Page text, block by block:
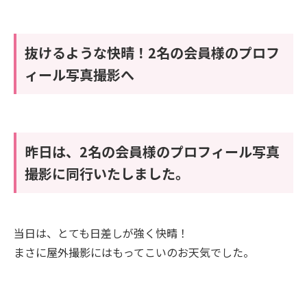
抜けるような快晴！2名の会員様のプロフ
ィール写真撮影へ
昨日は、2名の会員様のプロフィール写真
撮影に同行いたしました。
当日は、とても日差しが強く快晴！
まさに屋外撮影にはもってこいのお天気でした。